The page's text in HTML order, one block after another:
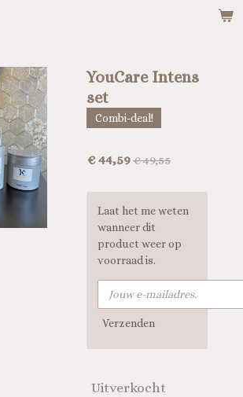
YouCare Intens
set
Combi-deal!
€ 44,59€ 49,55
Laat het me weten
wanneer dit
product weer op
voorraad is.
Verzenden
Uitverkocht